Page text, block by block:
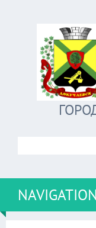
NAVIGATION